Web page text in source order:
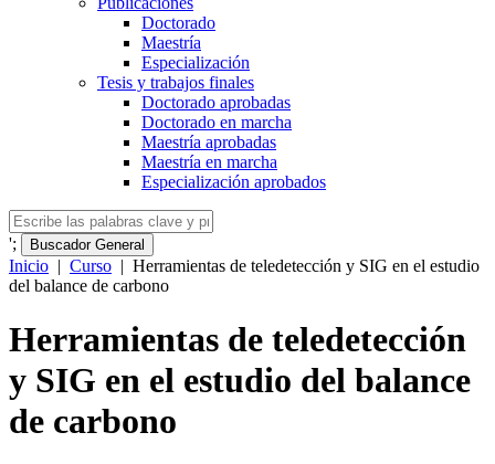
Doctorado
Maestría
Especialización
Tesis y trabajos finales
Doctorado aprobadas
Doctorado en marcha
Maestría aprobadas
Maestría en marcha
Especialización aprobados
'; Buscador General
Inicio | Curso | Herramientas de teledetección y SIG en el estudio
del balance de carbono
Herramientas de teledetección
y SIG en el estudio del balance
de carbono